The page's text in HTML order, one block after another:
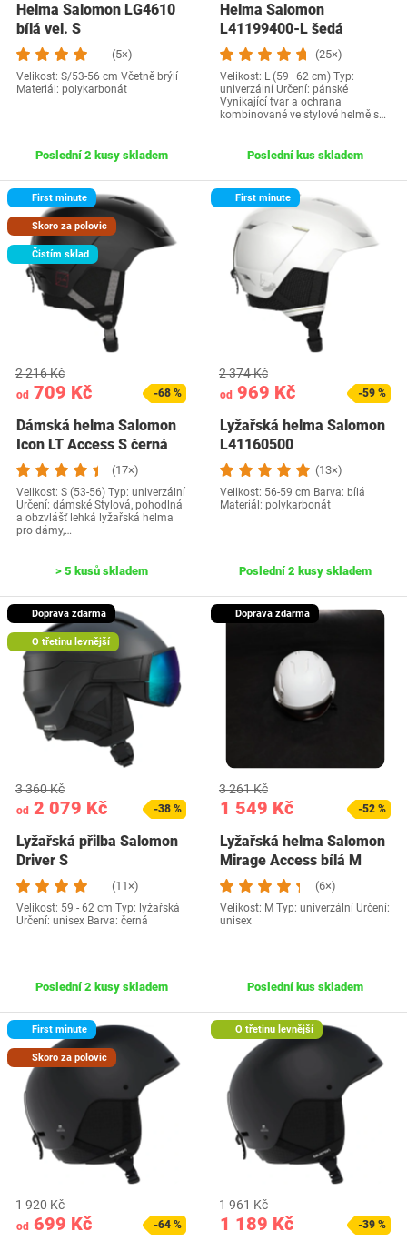
Helma Salomon LG4610
bílá vel. S
(5×)
Velikost: S/53-56 cm Včetně brýlí
Materiál: polykarbonát
Poslední 2 kusy skladem
Helma Salomon
L41199400-L šedá
(25×)
Velikost: L (59–62 cm) Typ:
univerzální Určení: pánské
Vynikající tvar a ochrana
kombinované ve stylové helmě s…
Poslední kus skladem
First minute
Skoro za polovic
Čistím sklad
od 709 Kč
2 216 Kč
-68 %
Dámská helma Salomon
Icon LT Access S černá
(17×)
Velikost: S (53-56) Typ: univerzální
Určení: dámské Stylová, pohodlná
a obzvlášť lehká lyžařská helma
pro dámy,…
> 5 kusů skladem
First minute
od 969 Kč
2 374 Kč
-59 %
Lyžařská helma Salomon
L41160500
(13×)
Velikost: 56-59 cm Barva: bílá
Materiál: polykarbonát
Poslední 2 kusy skladem
Doprava zdarma
O třetinu levnější
od 2 079 Kč
3 360 Kč
-38 %
Lyžařská přilba Salomon
Driver S
(11×)
Velikost: 59 - 62 cm Typ: lyžařská
Určení: unisex Barva: černá
Poslední 2 kusy skladem
Doprava zdarma
1 549 Kč
3 261 Kč
-52 %
Lyžařská helma Salomon
Mirage Access bílá M
(6×)
Velikost: M Typ: univerzální Určení:
unisex
Poslední kus skladem
First minute
Skoro za polovic
od 699 Kč
1 920 Kč
-64 %
O třetinu levnější
1 189 Kč
1 961 Kč
-39 %